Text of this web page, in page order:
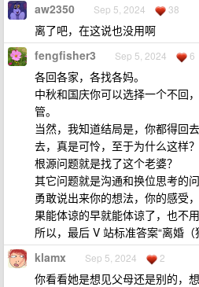
aw2350 Sep 5, 2024 38
离了吧，在这说也没用啊
fengfisher3 Sep 5, 2024 6
各回各家，各找各妈。
中秋和国庆你可以选择一个不回
管。
当然，我知道结局是，你都得回
去，真是可怜，至于为什么这样
根源问题就是找了这个老婆？
其它问题就是沟通和换位思考的问
勇敢说出来你的想法，你的感受
果能体谅的早就能体谅了，也不用
所以，最后 V 站标准答案“离婚（
klamx Sep 5, 2024 2
你看看她是想见父母还是别的，